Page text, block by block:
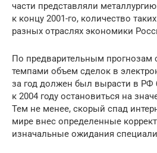
части представляли
к концу 2001-го, количество
разных отраслях экономики
По предварительным прогнозам
темпами объем сделок в
за год должен был вырасти в РФ
к 2004 году остановиться на
Тем не менее, скорый спад
мире внес определенные
изначальные ожидания